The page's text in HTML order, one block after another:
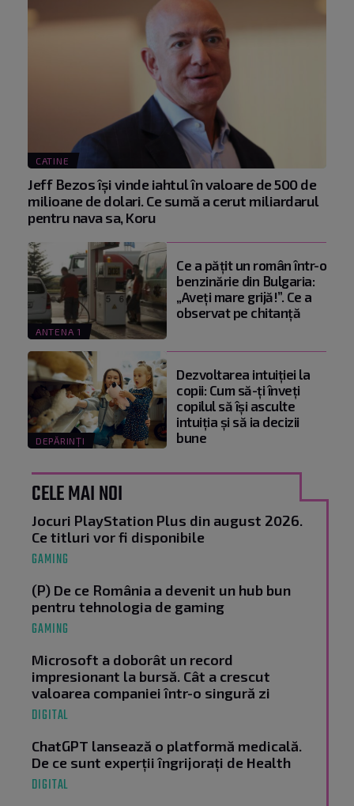
CATINE
Jeff Bezos își vinde iahtul în valoare de 500 de
milioane de dolari. Ce sumă a cerut miliardarul
pentru nava sa, Koru
ANTENA 1
Ce a pățit un român într-o
benzinărie din Bulgaria:
„Aveți mare grijă!”. Ce a
observat pe chitanță
DEPĂRINȚI
Dezvoltarea intuiției la
copii: Cum să-ți înveți
copilul să își asculte
intuiția și să ia decizii
bune
CELE MAI NOI
Jocuri PlayStation Plus din august 2026.
Ce titluri vor fi disponibile
GAMING
(P) De ce România a devenit un hub bun
pentru tehnologia de gaming
GAMING
Microsoft a doborât un record
impresionant la bursă. Cât a crescut
valoarea companiei într-o singură zi
DIGITAL
ChatGPT lansează o platformă medicală.
De ce sunt experții îngrijorați de Health
DIGITAL